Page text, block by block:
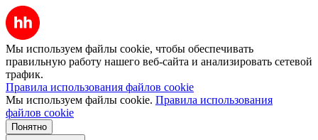
Мы используем файлы cookie, чтобы обеспечивать
правильную работу нашего веб-сайта и анализировать сетевой
трафик.
Правила использования файлов cookie
Мы используем файлы cookie. Правила использования
файлов cookie
Понятно